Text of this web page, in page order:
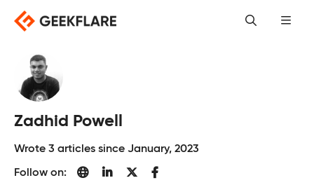
Skip
content
Zadhid Powell
Wrote 3 articles since January, 2023
Follow on: